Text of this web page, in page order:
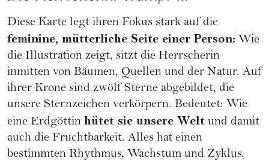
Diese Karte legt ihren Fokus stark auf die
feminine, mütterliche Seite einer Person: Wie
die Illustration zeigt, sitzt die Herrscherin
inmitten von Bäumen, Quellen und der Natur. Auf
ihrer Krone sind zwölf Sterne abgebildet, die
unsere Sternzeichen verkörpern. Bedeutet: Wie
eine Erdgöttin hütet sie unsere Welt und damit
auch die Fruchtbarkeit. Alles hat einen
bestimmten Rhythmus, Wachstum und Zyklus.